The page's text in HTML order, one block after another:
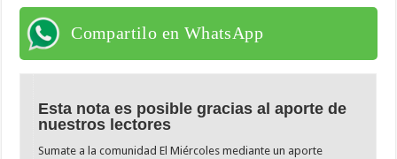
Compartilo en WhatsApp
Esta nota es posible gracias al aporte de
nuestros lectores
Sumate a la comunidad El Miércoles mediante un aporte